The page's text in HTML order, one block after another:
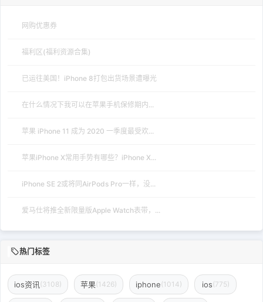
网购优惠券
福利区(福利资源合集)
已运往美国！iPhone 8打包出货场景遭曝光
在什么情况下我可以在苹果手机保修期内...
苹果 iPhone 11 成为 2020 一季度最受欢...
苹果iPhone X常用手势有哪些？iPhone X...
iPhone SE 2或将同AirPods Pro一样，没...
爱马仕将推全新限量版Apple Watch表带，...
热门标签
ios资讯 (3108) 苹果(1426) iphone(1014) ios(775)